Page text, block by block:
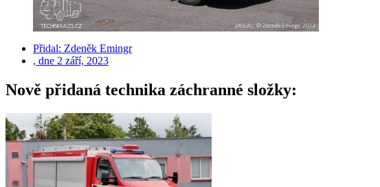
Přidal: Zdeněk Emingr
, dne 2 září, 2023
Nově přidaná technika záchranné složky: